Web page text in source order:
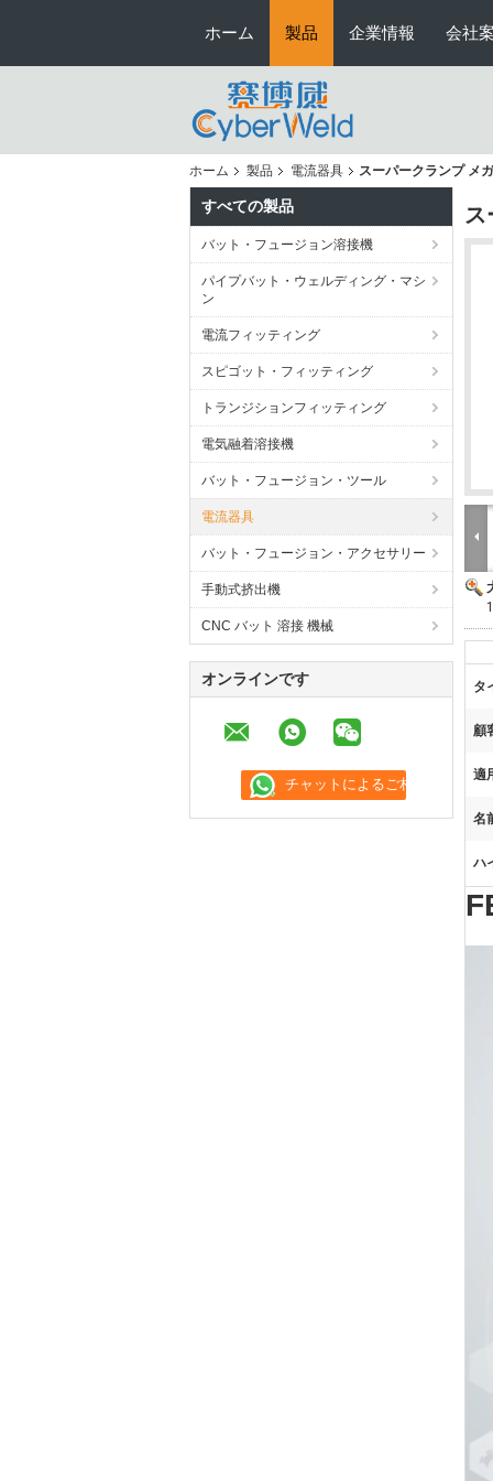
ホーム 製品 企業情報 会社
ホーム 製品 電流器具 スーパークランプ メ
すべての製品
バット・フュージョン溶接機
パイプバット・ウェルディング・マシ
ン
電流フィッティング
スピゴット・フィッティング
トランジションフィッティング
電気融着溶接機
バット・フュージョン・ツール
電流器具
バット・フュージョン・アクセサリー
手動式挤出機
CNC バット 溶接 機械
オンラインです タ
顧
適
名
ハ